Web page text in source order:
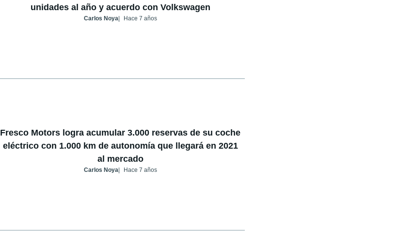
unidades al año y acuerdo con Volkswagen
Carlos Noya Hace 7 años
Fresco Motors logra acumular 3.000 reservas de su coche
eléctrico con 1.000 km de autonomía que llegará en 2021
al mercado
Carlos Noya Hace 7 años